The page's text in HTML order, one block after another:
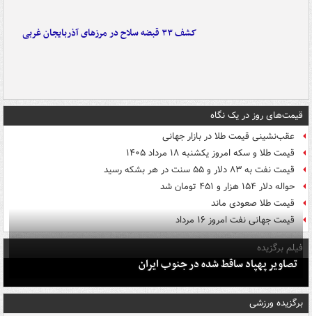
کشف ۳۳ قبضه سلاح در مرزهای آذربایجان غربی
قیمت‌های روز در یک نگاه
عقب‌نشینی قیمت طلا در بازار جهانی
قیمت طلا و سکه امروز یکشنبه ۱۸ مرداد ۱۴۰۵
قیمت نفت به ۸۳ دلار و ۵۵ سنت در هر بشکه رسید
حواله دلار ۱۵۴ هزار و ۴۵۱ تومان شد
قیمت طلا صعودی ماند
قیمت جهانی نفت امروز ۱۶ مرداد
فیلم برگزیده
تصاویر پهپاد ساقط شده در جنوب ایران
برگزیده ورزشی